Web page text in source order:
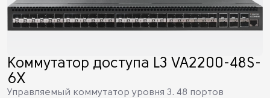
Коммутатор доступа L3 VA2200-48S-
6X
Управляемый коммутатор уровня 3. 48 портов